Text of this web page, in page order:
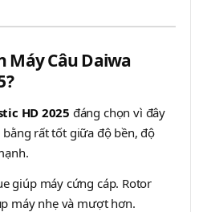
Máy Câu Daiwa
HD 2025 đáng chọn vì đây
rất tốt giữa độ bền, độ
giúp máy cứng cáp. Rotor
máy nhẹ và mượt hơn.